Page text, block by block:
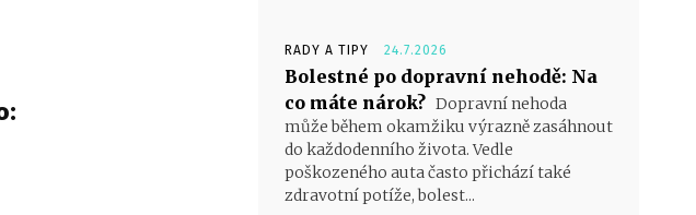
RADY A TIPY 24.7.2026
Bolestné po dopravní nehodě: Na
co máte nárok? Dopravní nehoda
může během okamžiku výrazně zasáhnout
do každodenního života. Vedle
poškozeného auta často přichází také
zdravotní potíže, bolest...